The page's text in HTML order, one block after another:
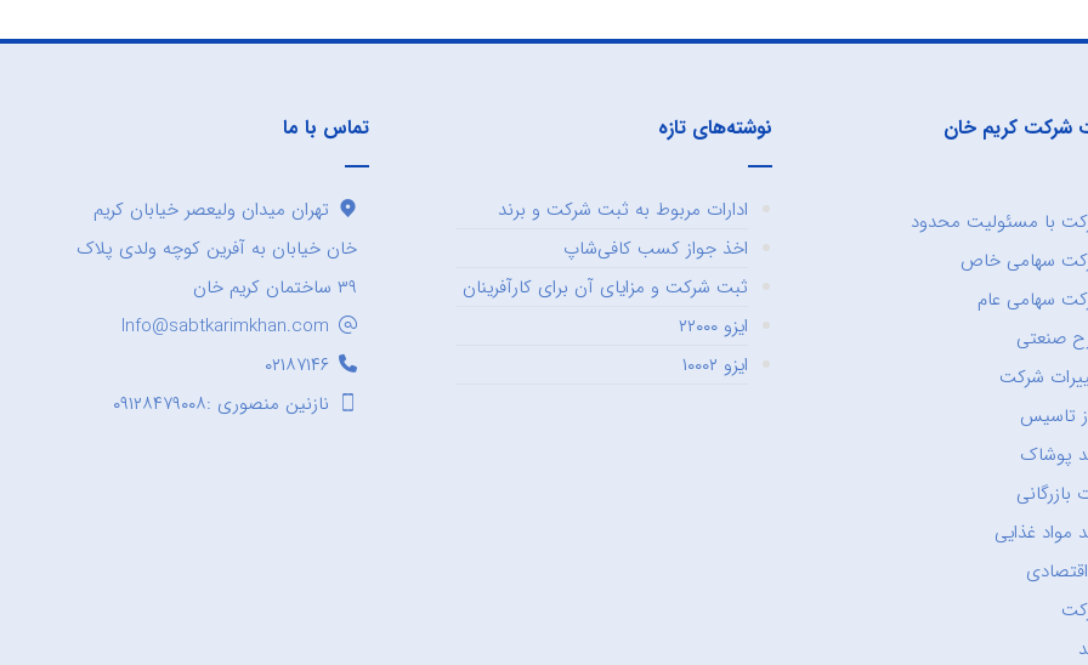
شرکت کریم خان
با مسئولیت محدود
سهامی خاص
سهامی عام
صنعتی
شرکت
تاسیس
پوشاک
بازرگانی
مواد غذایی
نوشته‌های تازه
ادارات مربوط به ثبت شرکت و برند
اخذ جواز کسب کافی‌شاپ
ثبت شرکت و مزایای آن برای کارآفرینان
ایزو ۲۲۰۰۰
ایزو ۱۰۰۰۲
تماس با ما
تهران میدان ولیعصر خیابان کریم
خان خیابان به آفرین کوچه ولدی پلاک
۳۹ ساختمان کریم خان
Info@sabtkarimkhan.com
۰۲۱۸۷۱۴۶
نازنین منصوری :۰۹۱۲۸۴۷۹۰۰۸